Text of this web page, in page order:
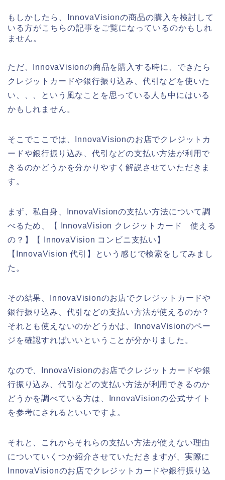
もしかしたら、InnovaVisionの商品の購入を検討して
いる方がこちらの記事をご覧になっているのかもしれ
ません。
ただ、InnovaVisionの商品を購入する時に、できたら
クレジットカードや銀行振り込み、代引などを使いた
い、、、という風なことを思っている人も中にはいる
かもしれません。
そこでここでは、InnovaVisionのお店でクレジットカ
ードや銀行振り込み、代引などの支払い方法が利用で
きるのかどうかを分かりやすく解説させていただきま
す。
まず、私自身、InnovaVisionの支払い方法について調
べるため、【 InnovaVision クレジットカード 使える
の？】【 InnovaVision コンビニ支払い】
【InnovaVision 代引】という感じで検索をしてみまし
た。
その結果、InnovaVisionのお店でクレジットカードや
銀行振り込み、代引などの支払い方法が使えるのか？
それとも使えないのかどうかは、InnovaVisionのペー
ジを確認すればいいということが分かりました。
なので、InnovaVisionのお店でクレジットカードや銀
行振り込み、代引などの支払い方法が利用できるのか
どうかを調べている方は、InnovaVisionの公式サイト
を参考にされるといいですよ。
それと、これからそれらの支払い方法が使えない理由
についていくつか紹介させていただきますが、実際に
InnovaVisionのお店でクレジットカードや銀行振り込